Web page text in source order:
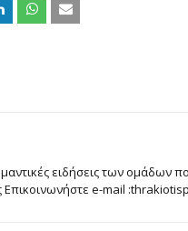
ειδήσεις των ομάδων
e-mail